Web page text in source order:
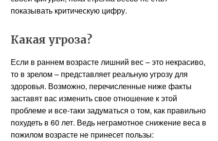
показывать критическую цифру.
Какая угроза?
Если в раннем возрасте лишний вес – это некрасиво,
то в зрелом – представляет реальную угрозу для
здоровья. Возможно, перечисленные ниже факты
заставят вас изменить свое отношение к этой
проблеме и все-таки задуматься о том, как правильно
похудеть в 60 лет. Ведь неграмотное снижение веса в
пожилом возрасте не принесет пользы: